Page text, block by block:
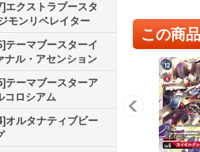
エクストラブースタ
モンリベレイター
テーマブースターイ
ナル・アセンション
テーマブースターア
コロシアム
オルタナティブビー
この商